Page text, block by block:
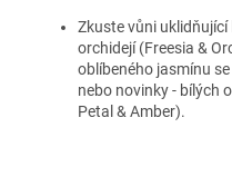
Zkuste vůni uklidňující
orchidejí (Freesia &
oblíbeného jasmínu
nebo novinky - bílých
Petal & Amber).